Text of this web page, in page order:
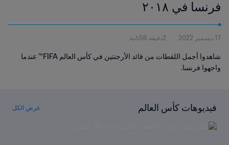
فرنسا في ٢٠١٨
17 ديسمبر 2022 2دقيقة 56ثانية
شاهدوا أجمل اللقطات من قائد الأرجنتين في كأس العالم FIFA™ عندما
واجهوا فرنسا.
فيديوهات كأس العالم عرض الكل